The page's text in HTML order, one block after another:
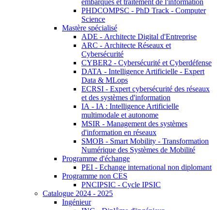
embarqués et traitement de l'information
PHDCOMPSC - PhD Track - Computer
Science
Mastère spécialisé
ADE - Architecte Digital d'Entreprise
ARC - Architecte Réseaux et
Cybersécurité
CYBER2 - Cybersécurité et Cyberdéfense
DATA - Intelligence Artificielle - Expert
Data & MLops
ECRSI - Expert cybersécurité des réseaux
et des systèmes d'information
IA - IA : Intelligence Artificielle
multimodale et autonome
MSIR - Management des systèmes
d'information en réseaux
SMOB - Smart Mobility - Transformation
Numérique des Systèmes de Mobilité
Programme d'échange
PEI - Echange international non diplomant
Programme non CES
PNCIPSIC - Cycle IPSIC
Catalogue 2024 - 2025
Ingénieur